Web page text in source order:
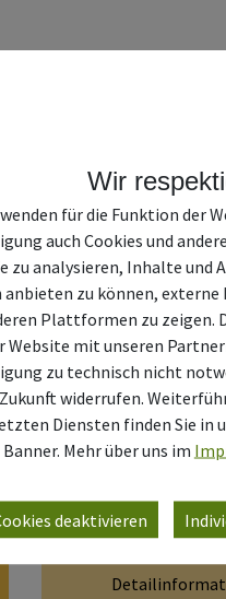
am Hausruck, Rottenbach,
Sauna-Bergdorf
Vitalwelt Bad
zu entspannen und die
Wir
für die Funktion der
auch Cookies und
zu analysieren, Inhalte und
anbieten zu können,
Plattformen zu zeigen.
Website mit unseren
zu technisch nicht
widerrufen.
Diensten finden Sie in
Mehr über uns im
deaktivieren